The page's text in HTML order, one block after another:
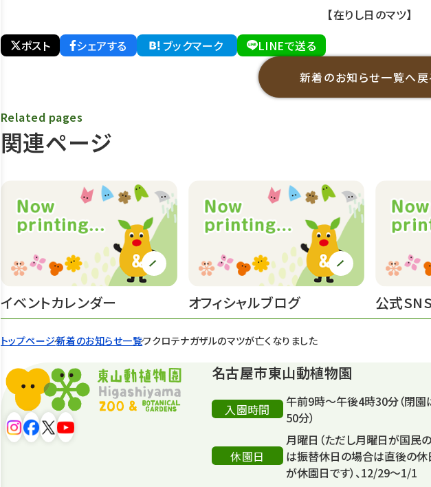
トップページ新着のお知らせ一覧フクロテナガザルのマツが亡くなりました
【在りし日のマツ】
ポスト
シェアする ブックマーク
LINEで送る
新着のお知らせ一覧へ
関連ページ
Related pages
イベントカレンダー オフィシャルブログ 公式
名古屋市東山動植物園
入園時間
午前9時～午後4時30分（閉
50分）
休園日
月曜日（ただし月曜日が国民
は振替休日の場合は直後の
が休園日です）、12/29～1/1